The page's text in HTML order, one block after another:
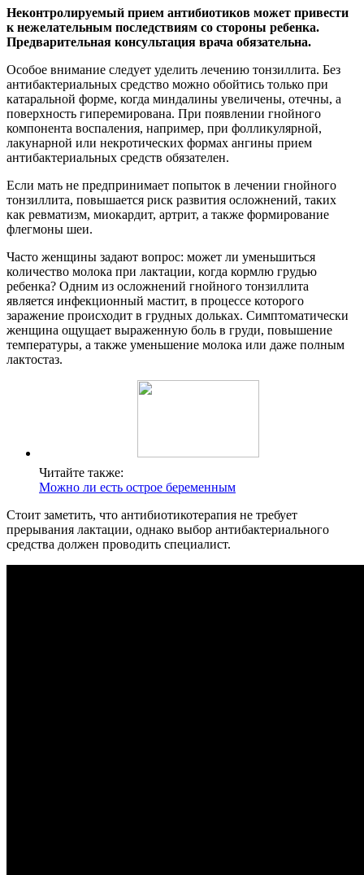
Неконтролируемый прием антибиотиков может привести
к нежелательным последствиям со стороны ребенка.
Предварительная консультация врача обязательна.
Особое внимание следует уделить лечению тонзиллита. Без
антибактериальных средство можно обойтись только при
катаральной форме, когда миндалины увеличены, отечны, а
поверхность гиперемирована. При появлении гнойного
компонента воспаления, например, при фолликулярной,
лакунарной или некротических формах ангины прием
антибактериальных средств обязателен.
Если мать не предпринимает попыток в лечении гнойного
тонзиллита, повышается риск развития осложнений, таких
как ревматизм, миокардит, артрит, а также формирование
флегмоны шеи.
Часто женщины задают вопрос: может ли уменьшиться
количество молока при лактации, когда кормлю грудью
ребенка? Одним из осложнений гнойного тонзиллита
является инфекционный мастит, в процессе которого
заражение происходит в грудных дольках. Симптоматически
женщина ощущает выраженную боль в груди, повышение
температуры, а также уменьшение молока или даже полным
лактостаз.
Читайте также:
Можно ли есть острое беременным
Стоит заметить, что антибиотикотерапия не требует
прерывания лактации, однако выбор антибактериального
средства должен проводить специалист.